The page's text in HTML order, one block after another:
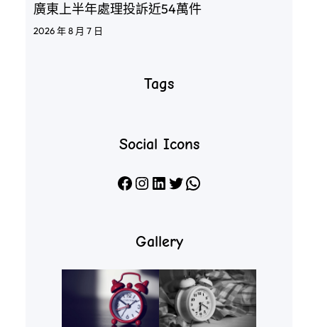
廣東上半年處理投訴近54萬件
2026 年 8 月 7 日
Tags
Social Icons
Facebook Instagram LinkedIn X WhatsApp
Gallery